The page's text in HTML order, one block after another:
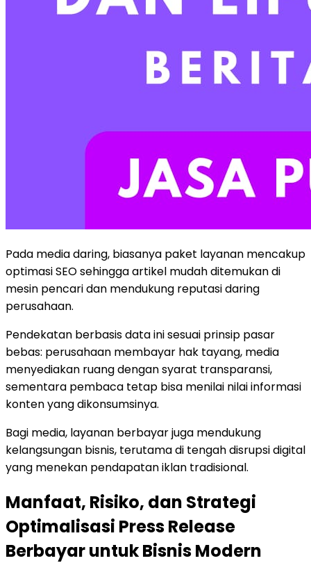
Pada media daring, biasanya paket layanan mencakup
optimasi SEO sehingga artikel mudah ditemukan di
mesin pencari dan mendukung reputasi daring
perusahaan.
Pendekatan berbasis data ini sesuai prinsip pasar
bebas: perusahaan membayar hak tayang, media
menyediakan ruang dengan syarat transparansi,
sementara pembaca tetap bisa menilai nilai informasi
konten yang dikonsumsinya.
Bagi media, layanan berbayar juga mendukung
kelangsungan bisnis, terutama di tengah disrupsi digital
yang menekan pendapatan iklan tradisional.
Manfaat, Risiko, dan Strategi
Optimalisasi Press Release
Berbayar untuk Bisnis Modern